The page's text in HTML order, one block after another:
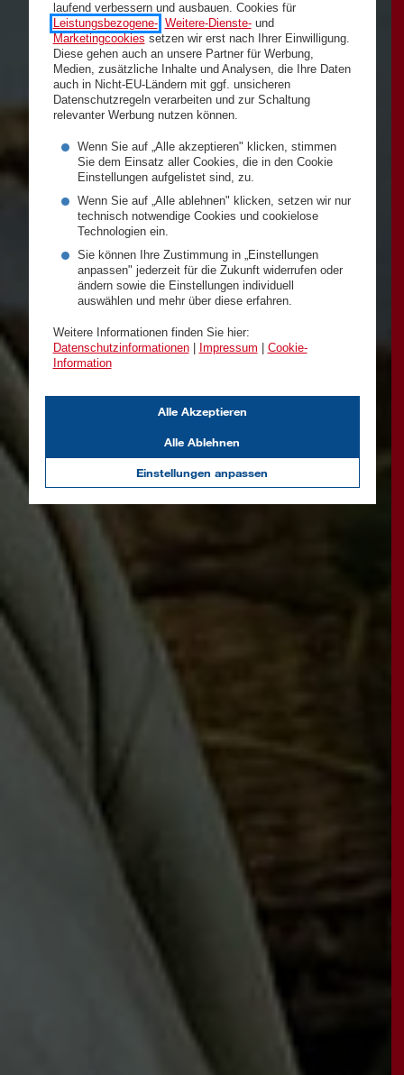
laufend verbessern und ausbauen. Cookies für
Leistungsbezogene-, Weitere-Dienste-und
Marketingcookies setzen wir erst nach Ihrer Einwilligung.
Diese gehen auch an unsere Partner für Werbung,
Medien, zusätzliche Inhalte und Analysen, die Ihre Daten
auch in Nicht-EU-Ländern mit ggf. unsicheren
Datenschutzregeln verarbeiten und zur Schaltung
relevanter Werbung nutzen können.
Wenn Sie auf „Alle akzeptieren" klicken, stimmen
Sie dem Einsatz aller Cookies, die in den Cookie
Einstellungen aufgelistet sind, zu.
Wenn Sie auf „Alle ablehnen" klicken, setzen wir nur
technisch notwendige Cookies und cookielose
Technologien ein.
Sie können Ihre Zustimmung in „Einstellungen
anpassen" jederzeit für die Zukunft widerrufen oder
ändern sowie die Einstellungen individuell
auswählen und mehr über diese erfahren.
Weitere Informationen finden Sie hier:
Datenschutzinformationen| Impressum
Cookie-
Information
Einstellungen anpassen
Alle Ablehnen
Alle Akzeptieren